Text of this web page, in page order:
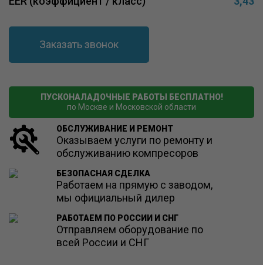
Заказать звонок
ПУСКОНАЛАДОЧНЫЕ РАБОТЫ БЕСПЛАТНО!
по Москве и Московской области
ОБСЛУЖИВАНИЕ И РЕМОНТ
Оказываем услуги по ремонту и
обслуживанию компресоров
БЕЗОПАСНАЯ СДЕЛКА
Работаем на прямую с заводом,
мы официальный дилер
РАБОТАЕМ ПО РОССИИ И СНГ
Отправляем оборудование по
всей России и СНГ